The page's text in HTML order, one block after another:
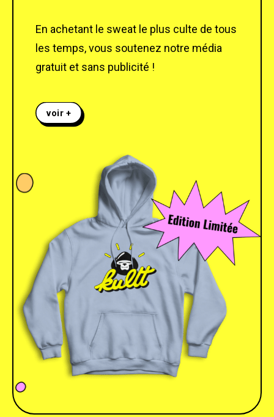
En achetant le sweat le plus culte de tous
les temps, vous soutenez notre média
gratuit et sans publicité !
voir +